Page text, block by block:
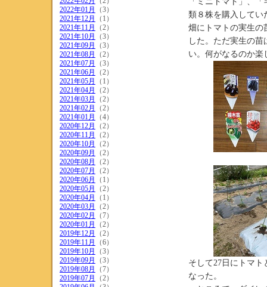
2022年01月
（3）
2021年12月
（1）
2021年11月
（2）
2021年10月
（3）
2021年09月
（3）
2021年08月
（2）
2021年07月
（3）
2021年06月
（2）
2021年05月
（1）
2021年04月
（2）
2021年03月
（2）
2021年02月
（2）
2021年01月
（4）
2020年12月
（2）
2020年11月
（2）
2020年10月
（2）
2020年09月
（2）
2020年08月
（2）
2020年07月
（2）
2020年06月
（1）
2020年05月
（2）
2020年04月
（1）
2020年03月
（2）
2020年02月
（7）
2020年01月
（2）
2019年12月
（2）
2019年11月
（6）
2019年10月
（3）
2019年09月
（3）
2019年08月
（7）
2019年07月
（2）
類８株を購入してい
畑にトマトの実生の
した。ただ実生の
い。何がなるのか楽
そして27日にトマ
なった。